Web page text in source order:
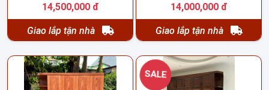
14,500,000 đ
Giao lắp tận nhà
14,000,000 đ
Giao lắp tận nhà
SALE